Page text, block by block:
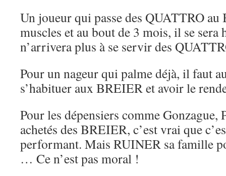
Un joueur qui passe des QUATTRO au
muscles et au bout de 3 mois, il se
n’arrivera plus à se servir des
Pour un nageur qui palme déjà, il faut
s’habituer aux BREIER et avoir le
Pour les dépensiers comme Gonzague,
achetés des BREIER, c’est vrai que
performant. Mais RUINER sa famille
… Ce n’est pas moral !